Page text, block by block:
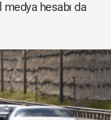
hesabı da